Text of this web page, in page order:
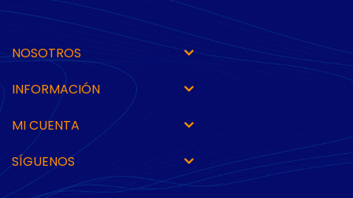
NOSOTROS
INFORMACIÓN
MI CUENTA
SÍGUENOS